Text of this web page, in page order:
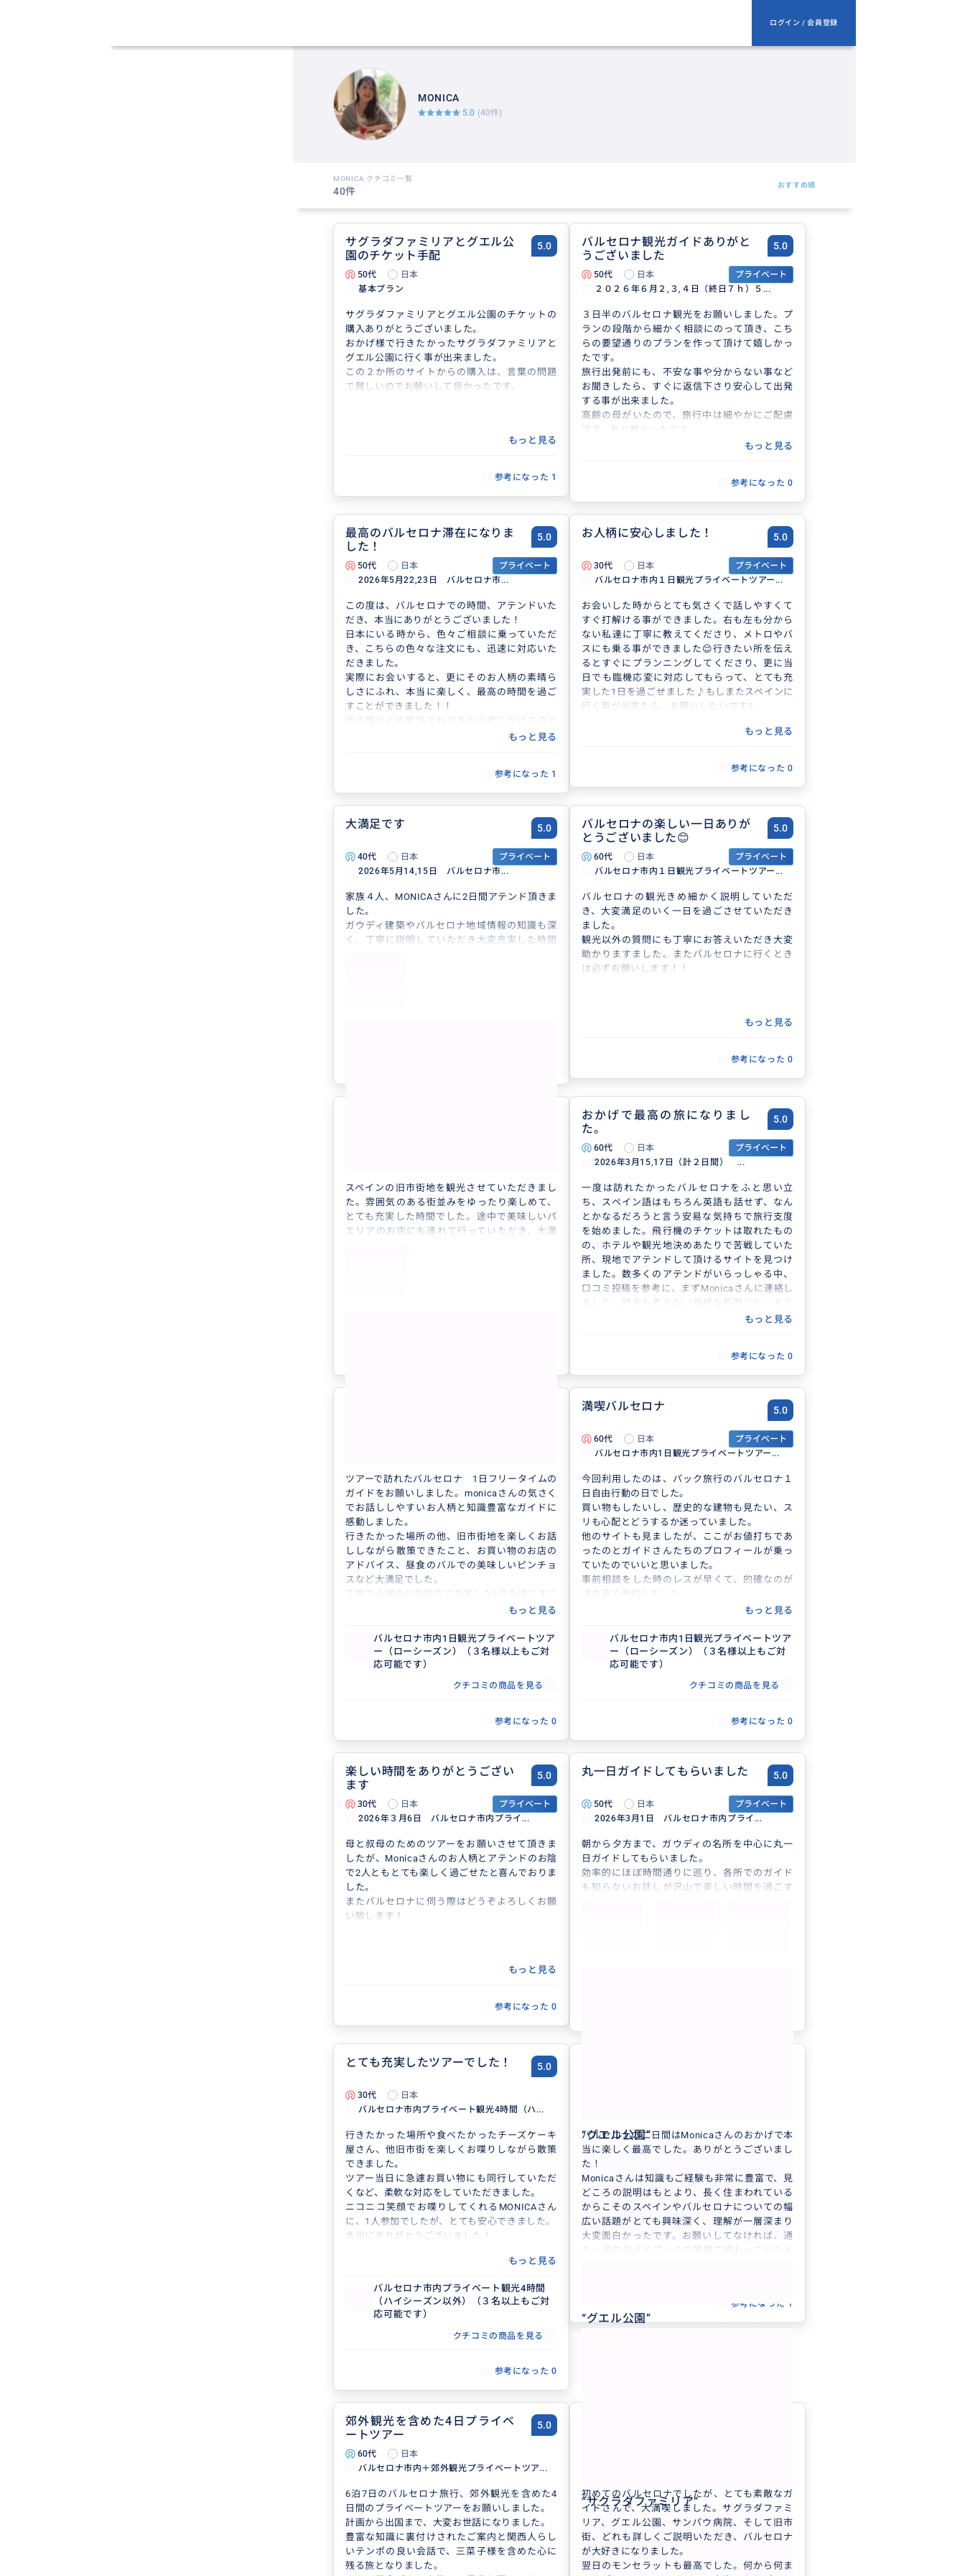
ログイン / 会員登録
MONICA
5.0 (40件)
MONICA クチコミ一覧
40件
おすすめ順
サグラダファミリアとグエル公
園のチケット手配
5.0
50代
日本
基本プラン
サグラダファミリアとグエル公園のチケットの
購入ありがとうございました。
おかげ様で行きたかったサグラダファミリアと
グエル公園に行く事が出来ました。
この２か所のサイトからの購入は、言葉の問題
で難しいのでお願いして良かったです。
もっと見る
参考になった 1
バルセロナ観光ガイドありがと
うございました
5.0
50代 日本
プライベート
２０２６年６月２,３,４日（終日７ｈ）５...
３日半のバルセロナ観光をお願いしました。プ
ランの段階から細かく相談にのって頂き、こち
らの要望通りのプランを作って頂けて嬉しかっ
たです。
旅行出発前にも、不安な事や分からない事など
お聞きしたら、すぐに返信下さり安心して出発
する事が出来ました。
高齢の母がいたので、旅行中は細やかにご配慮
頂き、有り難かったです。
色々なこちらのワガママにも快く対応して頂け
またバルセロナに行く事があったら、是非お願
いしたいです。
本当にありがとうございました。
もっと見る
参考になった 0
最高のバルセロナ滞在になりま
した！
5.0
50代 日本
プライベート
2026年5月22,23日 バルセロナ市...
この度は、バルセロナでの時間、アテンドいた
だき、本当にありがとうございました！
日本にいる時から、色々ご相談に乗っていただ
き、こちらの色々な注文にも、迅速に対応いた
だきました。
実際にお会いすると、更にそのお人柄の素晴ら
しさにふれ、本当に楽しく、最高の時間を過ご
すことができました！！
他の観光との関係でわ夕方から夜にかけてのア
テンドをお願いしましたが、最初は夜のバルセ
思いがけず聖地巡りをしたり(笑)、更にすごい
出会いがあったり、通常なら混んでいては入れ
ないお店にも運良く入れたりしたりと、良いこ
またスペインに来ることがあったら、絶対にま
たアテンドをお願いします！！
高知にも是非是非行ってくださいね！
またどこかでご縁があって、お会いできること
を楽しみにしています！！
本当に本当にありがとうございました！
もっと見る
参考になった 1
お人柄に安心しました！ 5.0
30代 日本
プライベート
バルセロナ市内１日観光プライベートツアー...
お会いした時からとても気さくで話しやすくて
すぐ打解ける事ができました。右も左も分から
ない私達に丁寧に教えてくださり、メトロやバ
スにも乗る事ができました😌行きたい所を伝え
るとすぐにプランニングしてくださり、更に当
日でも臨機応変に対応してもらって、とても充
実した1日を過ごせました♪もしまたスペインに
行く事が出来たら、お願いしたいです‼︎
もっと見る
参考になった 0
大満足です 5.0
40代 日本
プライベート
2026年5月14,15日 バルセロナ市...
家族４人、MONICAさんに2日間アテンド頂きま
した。
ガウディ建築やバルセロナ地域情報の知識も深
く、丁寧に説明していただき大変充実した時間
バルセロナの楽しい一日ありが
とうございました😊
5.0
60代 日本
プライベート
バルセロナ市内１日観光プライベートツアー...
バルセロナの観光きめ細かく説明していただ
き、大変満足のいく一日を過ごさせていただき
ました。
観光以外の質問にも丁寧にお答えいただき大変
助かりますました。またバルセロナに行くとき
は必ずお願いします！！
もっと見る
参考になった 0
スペインの旧市街地を観光させていただきまし
た。雰囲気のある街並みをゆったり楽しめて、
とても充実した時間でした。途中で美味しいパ
エリアのお店にも連れて行っていただき、大満
おかげで最高の旅になりまし
た。
5.0
60代 日本
プライベート
2026年3月15,17日（計２日間） ...
一度は訪れたかったバルセロナをふと思い立
ち、スペイン語はもちろん英語も話せず、なん
とかなるだろうと言う安易な気持ちで旅行支度
を始めました。飛行機のチケットは取れたもの
の、ホテルや観光地決めあたりで苦戦していた
所、現地でアテンドして頂けるサイトを見つけ
ました。数多くのアテンドがいらっしゃる中、
口コミ投稿を参考に、まずMonicaさんに連絡し
ました。時差も考えない単純な質問にも、すぐ
メールを返して頂き、この方ならばと、お願い
認して頂いたことは、とても安心しました。
また美術館情報も詳しく、シニアである私がソ
フィア王妃芸術センターが無料である事、時間
帯で無料になる美術館もある事も教えてもらい
ました。さらに旧市街については、ガイドブッ
クには載ってない場所も詳しく案内して頂きま
した。食事面でも気遣いされ、パンなどのスペ
食事にも癒されました。
ほんと、バルセロナを満喫できたのもMonicaさ
んのおかげです。
身体が動くうちに、またバルセロナに行ければ
なぁと思っています。
ありがとうございました。
もっと見る
参考になった 0
ツアーで訪れたバルセロナ 1日フリータイムの
ガイドをお願いしました。monicaさんの気さく
でお話ししやすいお人柄と知識豊富なガイドに
感動しました。
行きたかった場所の他、旧市街地を楽しくお話
ししながら散策できたこと、お買い物のお店の
アドバイス、昼食のバルでの美味しいピンチョ
スなど大満足でした。
丁寧で心細やかな対応で充実した1日を過ごすこ
とできました。ありがとうございました。
ります。
もっと見る
バルセロナ市内1日観光プライベートツア
ー（ローシーズン）（３名様以上もご対
応可能です）
クチコミの商品を見る
参考になった 0
満喫バルセロナ 5.0
60代 日本
プライベート
バルセロナ市内1日観光プライベートツアー...
今回利用したのは、パック旅行のバルセロナ１
日自由行動の日でした。
買い物もしたいし、歴史的な建物も見たい、ス
リも心配とどうするか迷っていました。
他のサイトも見ましたが、ここがお値打ちであ
ったのとガイドさんたちのプロフィールが乗っ
ていたのでいいと思いました。
事前相談をした時のレスが早くて、的確なのが
決め手で予約しました。
モニカさんは名前のイメージと違い、とても落
こちらの気持ちを全部先に理解してくださり、
事前コース打ち合わせもしっかりしていまし
当日も１０時間に及ぶご案内でしたが、バルセ
リクエストしていた、靴、バック、スーパーで
のショッピングは大満足。
特に靴は何カ所か連れて行っていただき、色や
サイズもしっかり通訳していただきお気に入り
何気ない街歩きがとても楽しく、最後にサグラ
ダファミリアのライトアップにも行けてにも行
けてホテルに送っていただき終了。
人柄がよく、日本人に気持ちの良いサービスが
普通にできる方だと思います。
ぜひ次回もお願いしたいですし、また行きたく
なります。不満無し、２００点です。
もっと見る
バルセロナ市内1日観光プライベートツア
ー（ローシーズン）（３名様以上もご対
応可能です）
クチコミの商品を見る
参考になった 0
楽しい時間をありがとうござい
ます
5.0
30代 日本
プライベート
2026年３月6日 バルセロナ市内プライ...
母と叔母のためのツアーをお願いさせて頂きま
したが、Monicaさんのお人柄とアテンドのお陰
で2人ともとても楽しく過ごせたと喜んでおりま
した。
またバルセロナに伺う際はどうぞよろしくお願
い致します！
もっと見る
参考になった 0
丸一日ガイドしてもらいました 5.0
50代 日本
プライベート
2026年3月1日 バルセロナ市内プライ...
朝から夕方まで、ガウディの名所を中心に丸一
日ガイドしてもらいました。
効率的にほぼ時間通りに巡り、各所でのガイド
も知らないお話しが沢山で楽しい時間を過ごす
“グエル公園”
“グエル公園”
“サクラダファミリア”
とても充実したツアーでした！ 5.0
30代
日本
バルセロナ市内プライベート観光4時間（ハ...
行きたかった場所や食べたかったチーズケーキ
屋さん、他旧市街を楽しくお喋りしながら散策
できました。
ツアー当日に急遽お買い物にも同行していただ
くなど、柔軟な対応をしていただきました。
ニコニコ笑顔でお喋りしてくれるMONICAさん
に、1人参加でしたが、とても安心できました。
本当にありがとうございました！
もっと見る
バルセロナ市内プライベート観光4時間
（ハイシーズン以外）（３名以上もご対
応可能です）
クチコミの商品を見る
参考になった 0
バルセロナの二日間はMonicaさんのおかげで本
当に楽しく最高でした。ありがとうございまし
た！
Monicaさんは知識もご経験も非常に豊富で、見
どころの説明はもとより、長く住まわれている
からこそのスペインやバルセロナについての幅
広い話題がとても興味深く、理解が一層深まり
大変面白かったです。お願いしてなければ、通
り一遍のガイドブックの情報で終わっていたと
こも行きたい…」となった時も、臨機応変に翌
日の予定をすぐに再検討くださり、諦めていた
ご案内いただいたレストランはどこもとても美
味しく雰囲気もよくリーズナブルで最高でし
た！
地下鉄も効率的に使い、スリにも合わず安心し
て回れて助かりました。
実はネットでガイドさんをお願いするのが初め
参考になった 1
郊外観光を含めた4日プライベ
ートツアー
5.0
60代
日本
バルセロナ市内＋郊外観光プライベートツア...
6泊7日のバルセロナ旅行、郊外観光を含めた4
日間のプライベートツアーをお願いしました。
計画から出国まで、大変お世話になりました。
豊富な知識に裏付けされたご案内と関西人らし
いテンポの良い会話で、三菜子様を含めた心に
残る旅となりました。
初めてのバルセロナでしたが、とても素敵なガ
イドさんで、大満喫しました。サグラダファミ
リア、グエル公園、サンパウ病院、そして旧市
街、どれも詳しくご説明いただき、バルセロナ
が大好きになりました。
翌日のモンセラットも最高でした。何から何ま